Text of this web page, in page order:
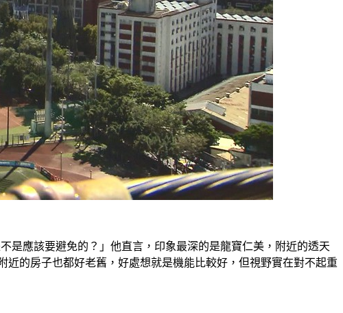
是應該要避免的？」他直言，印象最深的是龍寶仁美，附近的透天
近的房子也都好老舊，好處想就是機能比較好，但視野實在對不起重